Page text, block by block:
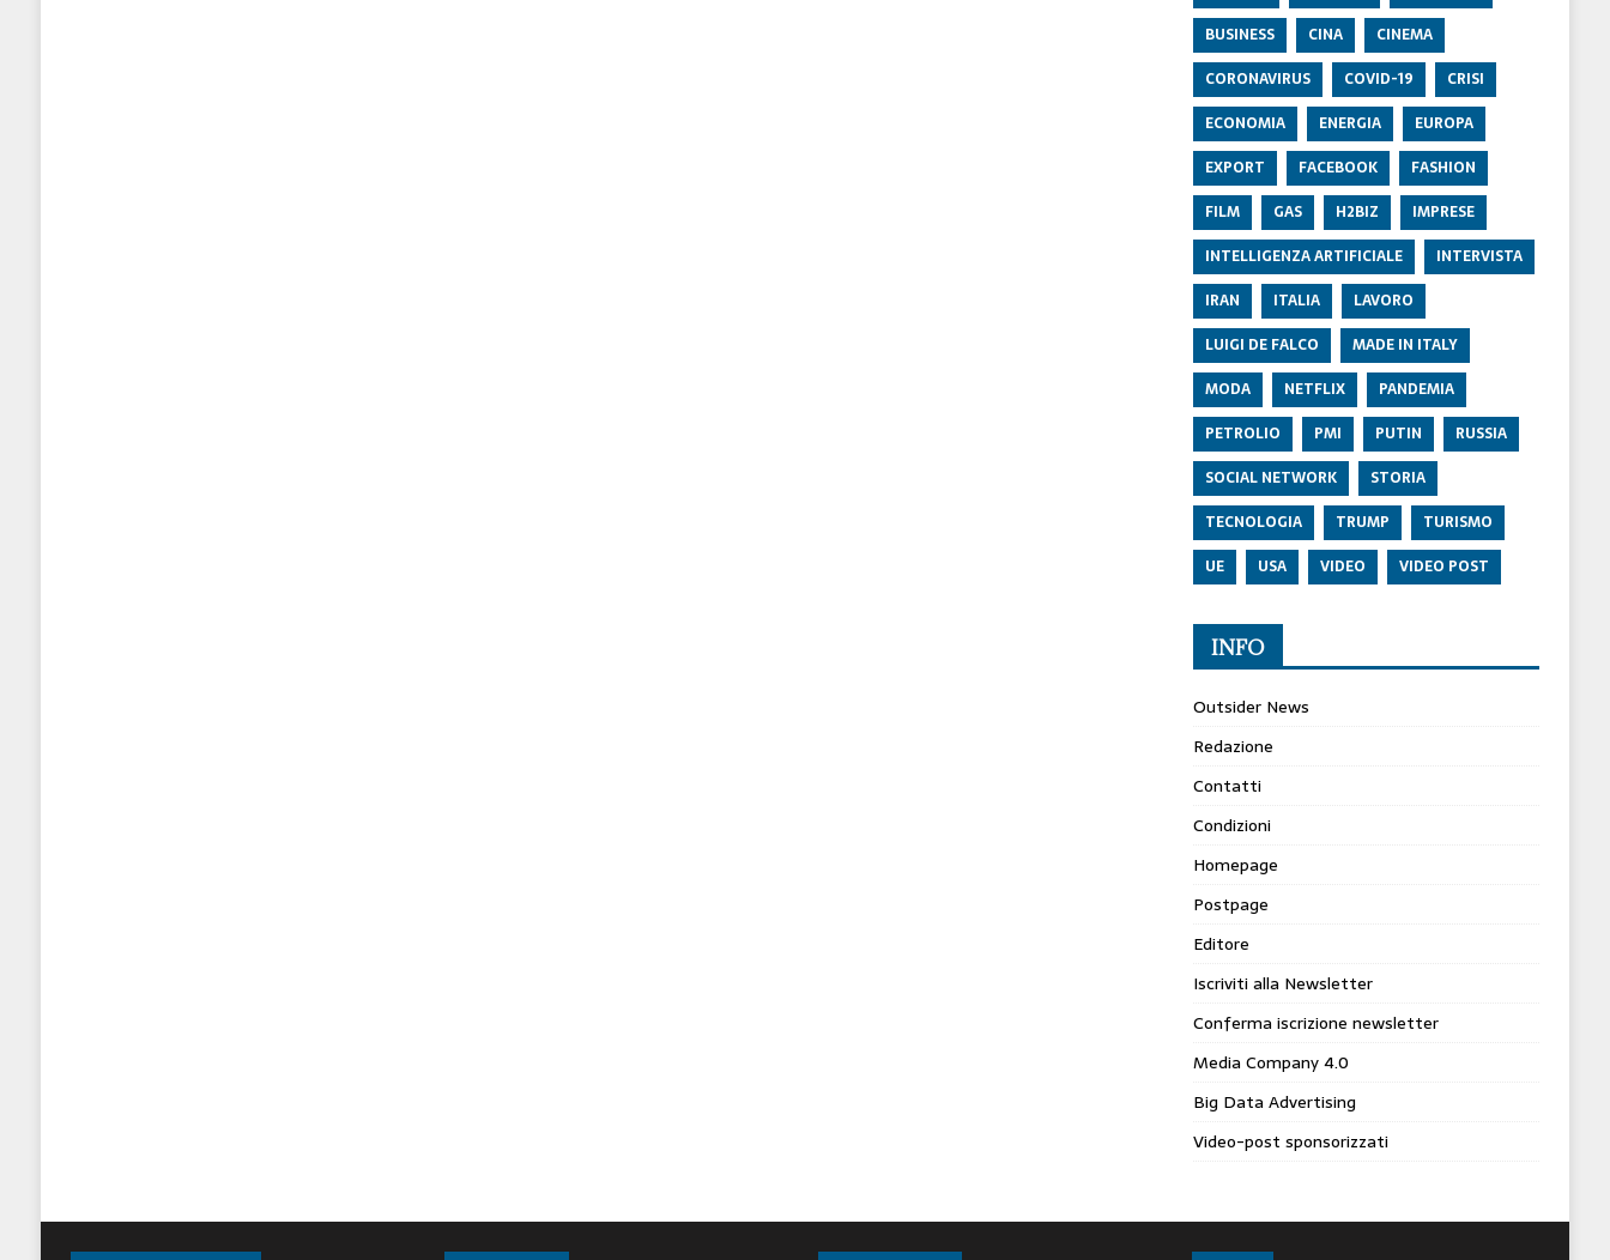
BUSINESS
CINA
CINEMA
CORONAVIRUS
COVID-19
CRISI
ECONOMIA
ENERGIA
EUROPA
EXPORT
FACEBOOK
FASHION
FILM
GAS H2BIZ
IMPRESE
INTELLIGENZA ARTIFICIALE
INTERVISTA
IRAN
ITALIA
LAVORO
LUIGI DE FALCO
MADE IN ITALY
MODA
NETFLIX
PANDEMIA
PETROLIO
PMI PUTIN
RUSSIA
SOCIAL NETWORK
STORIA
TECNOLOGIA
TRUMP
TURISMO
UE
USA VIDEO VIDEO POST
INFO
Outsider News
Redazione
Contatti
Condizioni
Homepage
Postpage
Editore
Iscriviti alla Newsletter
Conferma iscrizione newsletter
Media Company 4.0
Big Data Advertising
Video-post sponsorizzati